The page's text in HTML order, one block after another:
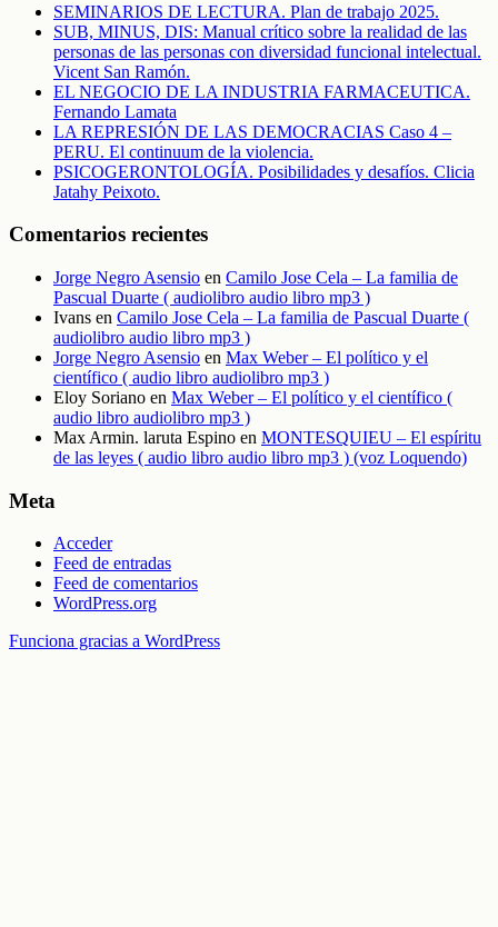
SEMINARIOS DE LECTURA. Plan de trabajo 2025.
SUB, MINUS, DIS: Manual crítico sobre la realidad de las
personas de las personas con diversidad funcional intelectual.
Vicent San Ramón.
EL NEGOCIO DE LA INDUSTRIA FARMACEUTICA.
Fernando Lamata
LA REPRESIÓN DE LAS DEMOCRACIAS Caso 4 –
PERU. El continuum de la violencia.
PSICOGERONTOLOGÍA. Posibilidades y desafíos. Clicia
Jatahy Peixoto.
Comentarios recientes
Jorge Negro Asensio en Camilo Jose Cela – La familia de
Pascual Duarte ( audiolibro audio libro mp3 )
Ivans en Camilo Jose Cela – La familia de Pascual Duarte (
audiolibro audio libro mp3 )
Jorge Negro Asensio en Max Weber – El político y el
científico ( audio libro audiolibro mp3 )
Eloy Soriano en Max Weber – El político y el científico (
audio libro audiolibro mp3 )
Max Armin. laruta Espino en MONTESQUIEU – El espíritu
de las leyes ( audio libro audio libro mp3 ) (voz Loquendo)
Meta
Acceder
Feed de entradas
Feed de comentarios
WordPress.org
Funciona gracias a WordPress